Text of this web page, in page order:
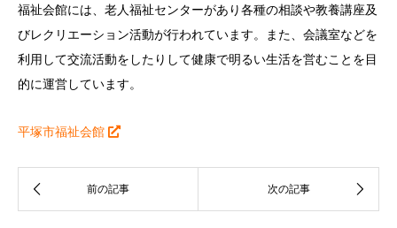
福祉会館には、老人福祉センターがあり各種の相談や教養講座及
びレクリエーション活動が行われています。また、会議室などを
利用して交流活動をしたりして健康で明るい生活を営むことを目
的に運営しています。
平塚市福祉会館